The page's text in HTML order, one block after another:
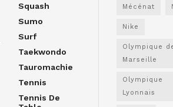
Squash
Sumo
Surf
Taekwondo
Tauromachie
Tennis
Tennis De
Mécénat
Nike
Olympique
Marseille
Olympique
Lyonnais